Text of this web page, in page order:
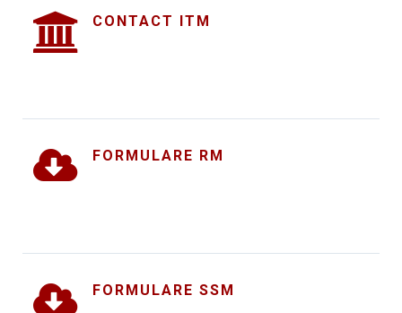
CONTACT ITM
FORMULARE RM
FORMULARE SSM